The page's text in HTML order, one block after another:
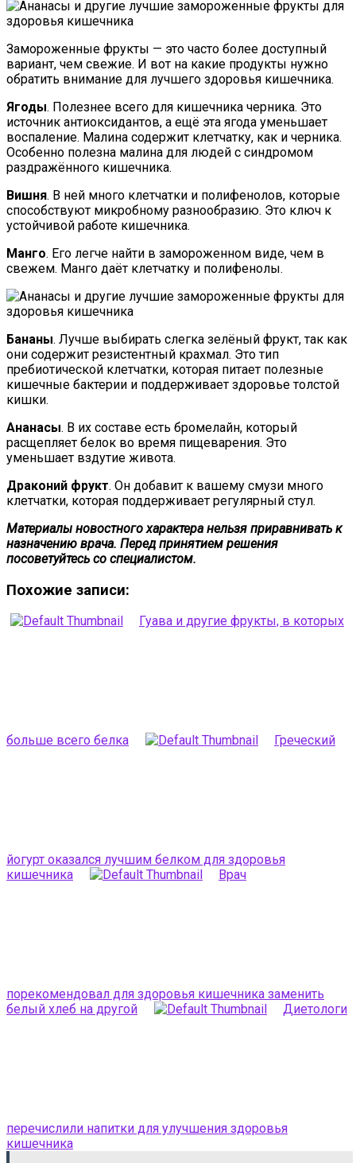
Замороженные фрукты — это часто более доступный
вариант, чем свежие. И вот на какие продукты нужно
обратить внимание для лучшего здоровья кишечника.
Ягоды. Полезнее всего для кишечника черника. Это
источник антиоксидантов, а ещё эта ягода уменьшает
воспаление. Малина содержит клетчатку, как и черника.
Особенно полезна малина для людей с синдромом
раздражённого кишечника.
Вишня. В ней много клетчатки и полифенолов, которые
способствуют микробному разнообразию. Это ключ к
устойчивой работе кишечника.
Манго. Его легче найти в замороженном виде, чем в
свежем. Манго даёт клетчатку и полифенолы.
Бананы. Лучше выбирать слегка зелёный фрукт, так как
они содержит резистентный крахмал. Это тип
пребиотической клетчатки, которая питает полезные
кишечные бактерии и поддерживает здоровье толстой
кишки.
Ананасы. В их составе есть бромелайн, который
расщепляет белок во время пищеварения. Это
уменьшает вздутие живота.
Драконий фрукт. Он добавит к вашему смузи много
клетчатки, которая поддерживает регулярный стул.
Материалы новостного характера нельзя приравнивать к
назначению врача. Перед принятием решения
посоветуйтесь со специалистом.
Похожие записи:
Гуава и другие фрукты, в которых
больше всего белка Греческий
йогурт оказался лучшим белком для здоровья
кишечника
Врач
порекомендовал для здоровья кишечника заменить
белый хлеб на другой
Диетологи
перечислили напитки для улучшения здоровья
кишечника